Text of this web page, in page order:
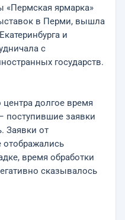
«Пермская ярмарка»
в Перми, вышла
и
с
государств.
долгое время
поступившие заявки
Заявки от
отображались
время обработки
сказывалось